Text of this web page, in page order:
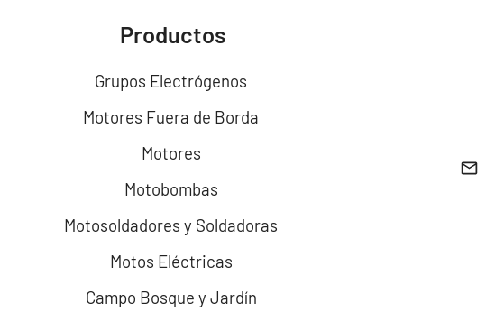
Productos
Grupos Electrógenos
Motores Fuera de Borda
Motores
Motobombas
Motosoldadores y Soldadoras
Motos Eléctricas
Campo Bosque y Jardín